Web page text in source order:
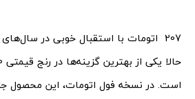
است. در نسخه فول اتومات، این محصول